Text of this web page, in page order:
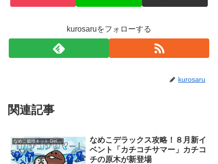
kurosaruをフォローする
kurosaru
関連記事
なめこ栽培キット Deluxe
なめこデラックス攻略！８月新イ
ベント「カチコチサマー」カチコ
チの原木が新登場